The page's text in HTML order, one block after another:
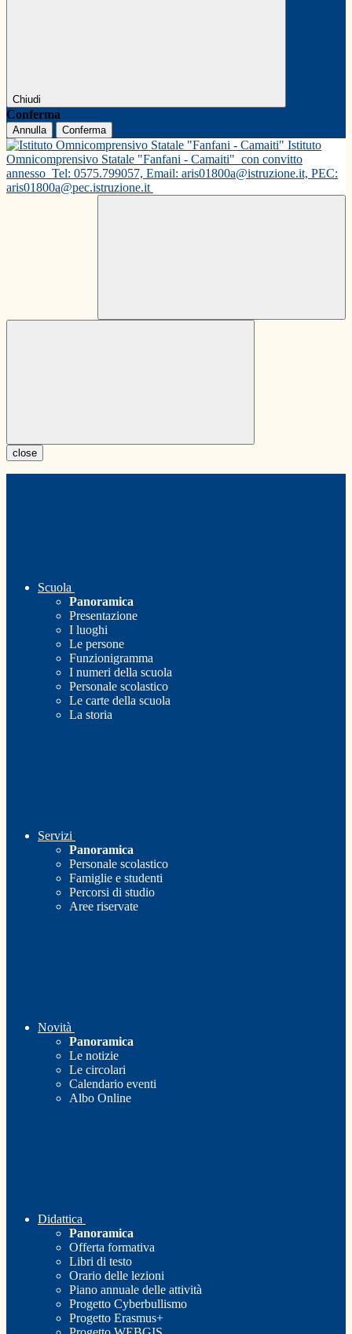
Chiudi
Conferma
Annulla Conferma
Istituto
Omnicomprensivo Statale "Fanfani - Camaiti" con convitto
annesso Tel: 0575.799057, Email: aris01800a@istruzione.it, PEC:
aris01800a@pec.istruzione.it
close
Scuola
Panoramica
Presentazione
I luoghi
Le persone
Funzionigramma
I numeri della scuola
Personale scolastico
Le carte della scuola
La storia
Servizi
Panoramica
Personale scolastico
Famiglie e studenti
Percorsi di studio
Aree riservate
Novità
Panoramica
Le notizie
Le circolari
Calendario eventi
Albo Online
Didattica
Panoramica
Offerta formativa
Libri di testo
Orario delle lezioni
Piano annuale delle attività
Progetto Cyberbullismo
Progetto Erasmus+